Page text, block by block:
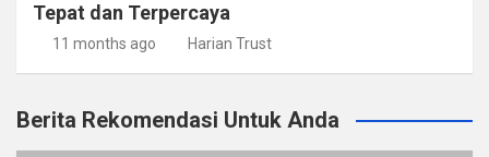
Tepat dan Terpercaya
11 months ago Harian Trust
Berita Rekomendasi Untuk Anda